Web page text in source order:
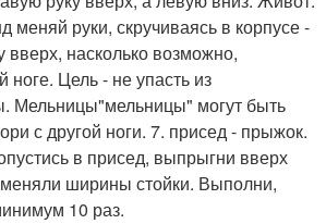
меняй руки, скручиваясь в корпусе -
насколько возможно,
ноге. Цель - не упасть из
Мельницы"мельницы" могут быть
с другой ноги. 7. присед - прыжок.
в присед, выпрыгни вверх
меняли ширины стойки. Выполни,
10 раз.